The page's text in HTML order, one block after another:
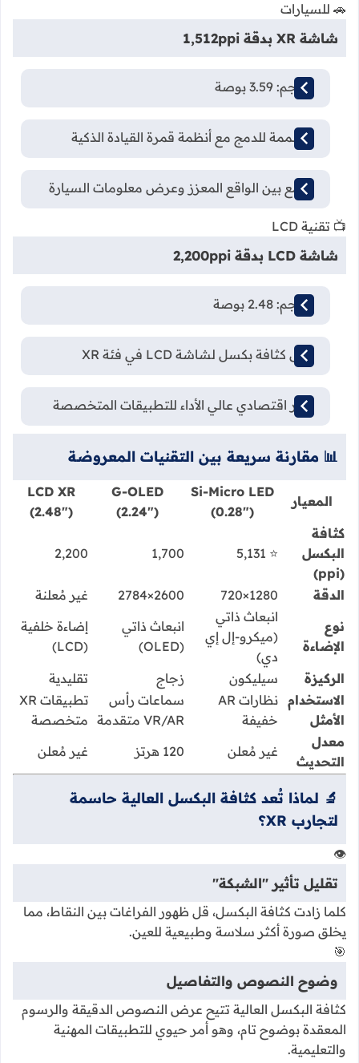
🚗 للسيارات
شاشة XR بدقة 1,512ppi
الحجم: 3.59 بوصة
مصممة للدمج مع أنظمة قمرة القيادة الذكية
تجمع بين الواقع المعزز وعرض معلومات السيارة
📺 تقنية LCD
شاشة LCD بدقة 2,200ppi
الحجم: 2.48 بوصة
أعلى كثافة بكسل لشاشة LCD في فئة XR
خيار اقتصادي عالي الأداء للتطبيقات المتخصصة
📊 مقارنة سريعة بين التقنيات المعروضة
المعيار
Si-Micro LED
(0.28")
G-OLED
(2.24")
LCD XR
(2.48")
كثافة
البكسل
(ppi)
⭐ 5,131
1,700
2,200
الدقة 1280×720
2600×2784
غير مُعلنة
نوع
الإضاءة
انبعاث ذاتي
(ميكرو-إل إي
دي)
انبعاث ذاتي
(OLED)
إضاءة خلفية
(LCD)
الركيزة
سيليكون زجاج
تقليدية
الاستخدام
الأمثل
نظارات AR
خفيفة
سماعات رأس
VR/AR متقدمة
تطبيقات XR
متخصصة
معدل
التحديث
غير مُعلن 120 هرتز غير مُعلن
🔬 لماذا تُعد كثافة البكسل العالية حاسمة
لتجارب XR؟
👁️
تقليل تأثير "الشبكة"
كلما زادت كثافة البكسل، قل ظهور الفراغات بين النقاط، مما
يخلق صورة أكثر سلاسة وطبيعية للعين.
🎯
وضوح النصوص والتفاصيل
كثافة البكسل العالية تتيح عرض النصوص الدقيقة والرسوم
المعقدة بوضوح تام، وهو أمر حيوي للتطبيقات المهنية
والتعليمية.